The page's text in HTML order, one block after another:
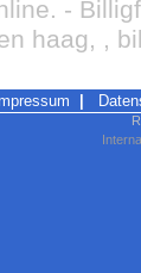
-
haag, ,
Impressum